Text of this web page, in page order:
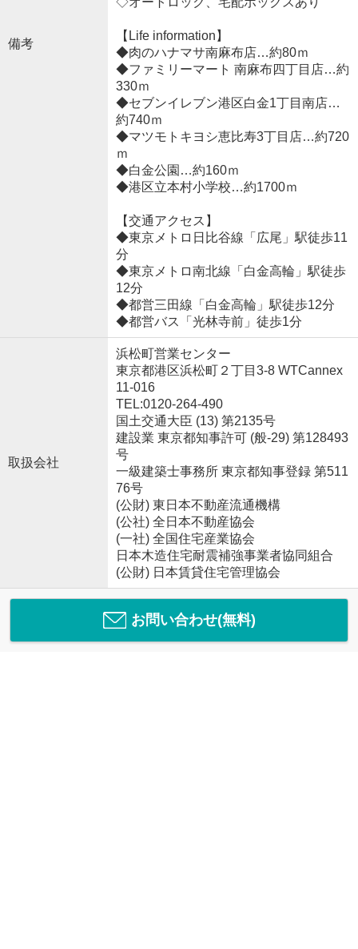
備考
【Life information】
◆肉のハナマサ南麻布店…約80ｍ
◆ファミリーマート 南麻布四丁目店…約
330ｍ
◆セブンイレブン港区白金1丁目南店…
約740ｍ
◆マツモトキヨシ恵比寿3丁目店…約720
ｍ
◆白金公園…約160ｍ
◆港区立本村小学校…約1700ｍ
【交通アクセス】
◆東京メトロ日比谷線「広尾」駅徒歩11
分
◆東京メトロ南北線「白金高輪」駅徒歩
12分
◆都営三田線「白金高輪」駅徒歩12分
◆都営バス「光林寺前」徒歩1分
取扱会社
浜松町営業センター
東京都港区浜松町２丁目3-8 WTCannex
11-016
TEL:0120-264-490
国土交通大臣 (13) 第2135号
建設業 東京都知事許可 (般-29) 第128493
号
一級建築士事務所 東京都知事登録 第511
76号
(公財) 東日本不動産流通機構
(公社) 全日本不動産協会
(一社) 全国住宅産業協会
日本木造住宅耐震補強事業者協同組合
(公財) 日本賃貸住宅管理協会
お問い合わせ(無料)